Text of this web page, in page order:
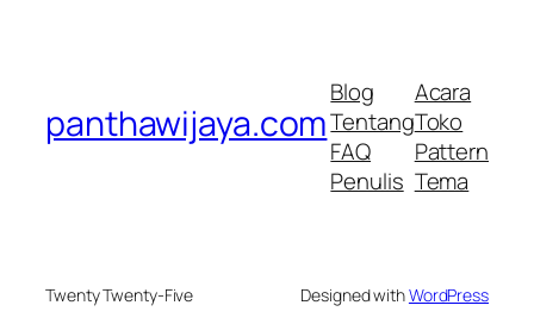
panthawijaya.com
Blog
Tentang
FAQ
Penulis
Acara
Toko
Pattern
Tema
Twenty Twenty-Five Designed withWordPress